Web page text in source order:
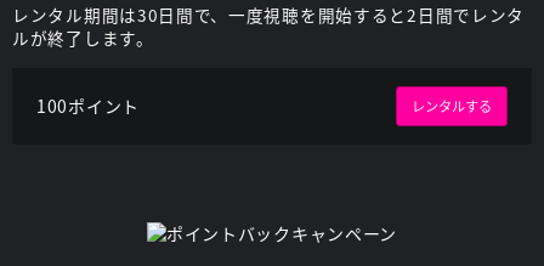
レンタル期間は30日間で、一度視聴を開始すると2日間でレンタ
ルが終了します。
100ポイント レンタルする